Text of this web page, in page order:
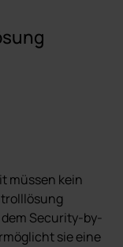
müssen kein
Security-by-
sie eine